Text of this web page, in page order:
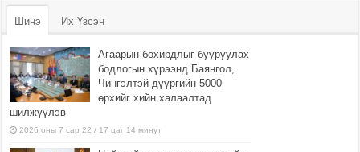
Шинэ Их Үзсэн
Агаарын бохирдлыг бууруулах
бодлогын хүрээнд Баянгол,
Чингэлтэй дүүргийн 5000
өрхийг хийн халаалтад
шилжүүлэв
2026 оны 7 сар 22 / 17 цаг 14 минут